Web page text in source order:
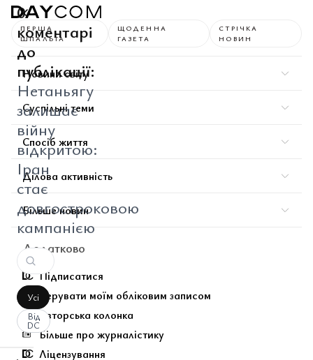
0
коментарі
до
публікації:
Нетаньягу
залишає
війну
відкритою:
Іран
стає
довгостроковою
кампанією
Усі
Від
DC
ПЕРША
ШПАЛЬТА
ЩОДЕННА
ГАЗЕТА
СТРІЧКА
НОВИН
Новини світу
Суспільні теми
Спосіб життя
Ділова активність
Більше новин
Додатково
Підписатися
Керувати моїм обліковим записом
Авторська колонка
Більше про журналістику
Ліцензування